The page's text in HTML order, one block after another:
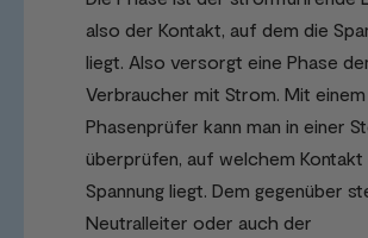
also der Kontakt, auf dem die
liegt. Also versorgt eine Phase
Verbraucher mit Strom. Mit einem
Phasenprüfer kann man in einer
überprüfen, auf welchem Kontakt
Spannung liegt. Dem gegenüber
Neutralleiter oder auch der